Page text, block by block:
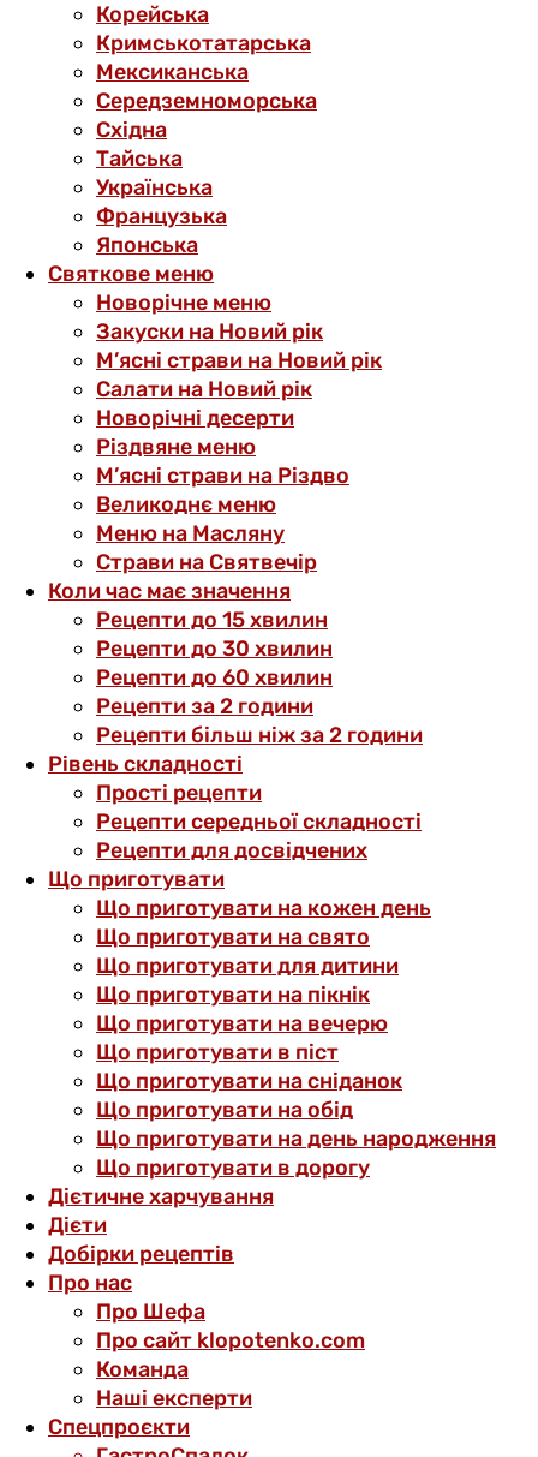
Корейська
Кримськотатарська
Мексиканська
Середземноморська
Східна
Тайська
Українська
Французька
Японська
Святкове меню
Новорічне меню
Закуски на Новий рік
М’ясні страви на Новий рік
Салати на Новий рік
Новорічні десерти
Різдвяне меню
М’ясні страви на Різдво
Великоднє меню
Меню на Масляну
Страви на Святвечір
Коли час має значення
Рецепти до 15 хвилин
Рецепти до 30 хвилин
Рецепти до 60 хвилин
Рецепти за 2 години
Рецепти більш ніж за 2 години
Рівень складності
Прості рецепти
Рецепти середньої складності
Рецепти для досвідчених
Що приготувати
Що приготувати на кожен день
Що приготувати на свято
Що приготувати для дитини
Що приготувати на пікнік
Що приготувати на вечерю
Що приготувати в піст
Що приготувати на сніданок
Що приготувати на обід
Що приготувати на день народження
Що приготувати в дорогу
Дієтичне харчування
Дієти
Добірки рецептів
Про нас
Про Шефа
Про сайт klopotenko.com
Команда
Наші експерти
Спецпроєкти